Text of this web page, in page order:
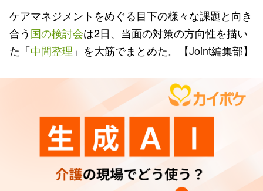
ケアマネジメントをめぐる目下の様々な課題と向き
合う国の検討会は2日、当面の対策の方向性を描い
た「中間整理 」を大筋でまとめた。【Joint編集部】